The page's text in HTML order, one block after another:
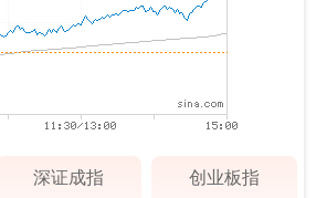
深证成指 创业板指